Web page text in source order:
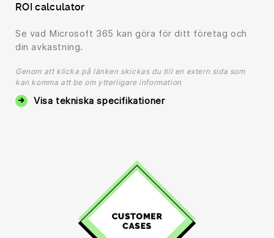
ROI calculator
Se vad Microsoft 365 kan göra för ditt företag och
din avkastning.
Genom att klicka på länken skickas du till en extern sida som
kan komma att be om ytterligare information
Visa tekniska specifikationer